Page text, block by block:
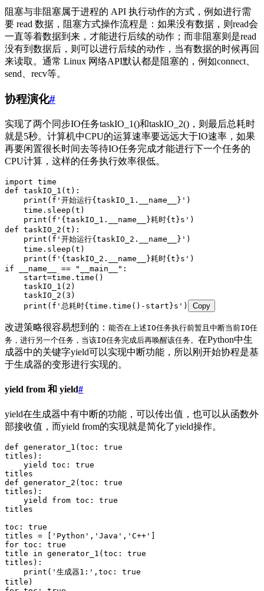
阻塞与非阻塞属于进程的 API 执行动作的方式，例如进行需
要 read 数据，阻塞方式操作流程是：如果没有数据，则read会
一直等着数据到来，才能进行后续的动作；而非阻塞则是read
没有到数据后，则可以进行后续的动作，当有数据的时候再回
来读取。通常 Linux 网络API默认都是阻塞的，例如connect、
send、recv等。
协程演化#
实现了两个同步IO任务taskIO_1()和taskIO_2()，则最后总耗时
就是5秒。计算机中CPU的运算速率要远远大于IO速率，如果
再要闲置很长时间去等待IO任务完成才能进行下一个任务的
CPU计算，这样的任务执行效率很低。
import time
def taskIO_1 ( t ) :
    print
( f '开始运行{ taskIO_1. __name__} ' )
    time
. sleep ( t )
    print
( f ' { taskIO_1. __name__}耗时{ t }s' )
def taskIO_2 ( t ) :
    print
( f '开始运行{ taskIO_2. __name__} ' )
    time
. sleep ( t )
    print
( f ' { taskIO_2. __name__}耗时{ t }s' )
if __name__ == " __main__ " :
    start
=time . time ()
    taskIO_1
( 2 )
    taskIO_2
( 3 )
    print
( f '总耗时{ time. time () - start }s' ) Copy
改进策略很容易想到的： 能否在上述IO任务执行前暂且中断当前IO任
务，进行另一个任务，当该IO任务完成后再唤醒该任务。 在Python中生
成器中的关键字yield可以实现中断功能，所以刚开始协程是基
于生成器的变形进行实现的。
yield from 和 yield#
yield在生成器中有中断的功能，可以传出值，也可以从函数外
部接收值，而yield from的实现就是简化了yield操作。
def generator_1 ( toc :
true
titles ) :
    yield
toc :
true
titles
def generator_2 ( toc :
true
titles ) :
    yield from
toc :
true
titles
toc :
true
titles = ' Python ' , ' Java ' , ' C++ '
for toc :
true
title in generator_1 ( toc: true
titles ):
    print
( ' 生成器1: ' , toc: true
title )